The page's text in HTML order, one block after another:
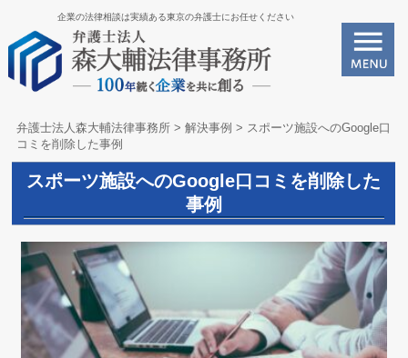
企業の法律相談は実績ある東京の弁護士にお任せください
弁護士法人森大輔法律事務所 >解決事例 > スポーツ施設へのGoogle口
コミを削除した事例
スポーツ施設へのGoogle口コミを削除した
事例